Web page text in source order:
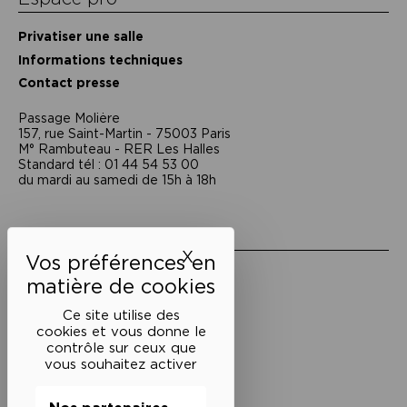
Ce site utilise des
cookies et vous donne le
contrôle sur ceux que
vous souhaitez activer
XMasquer le bandeau des
Privatiser une salle
Informations techniques
Contact presse
Passage Moliėre
157, rue Saint-Martin - 75003 Paris
M° Rambuteau - RER Les Halles
Standard tél : 01 44 54 53 00
du mardi au samedi de 15h à 18h
Mentions légales
Politique de confidentialité
Conditions générales de vente
Cookies
Restons en lien